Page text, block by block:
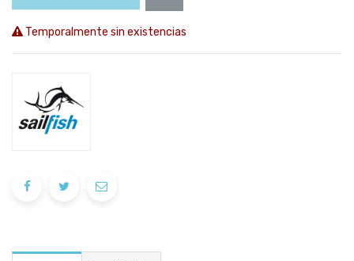
Temporalmente sin existencias